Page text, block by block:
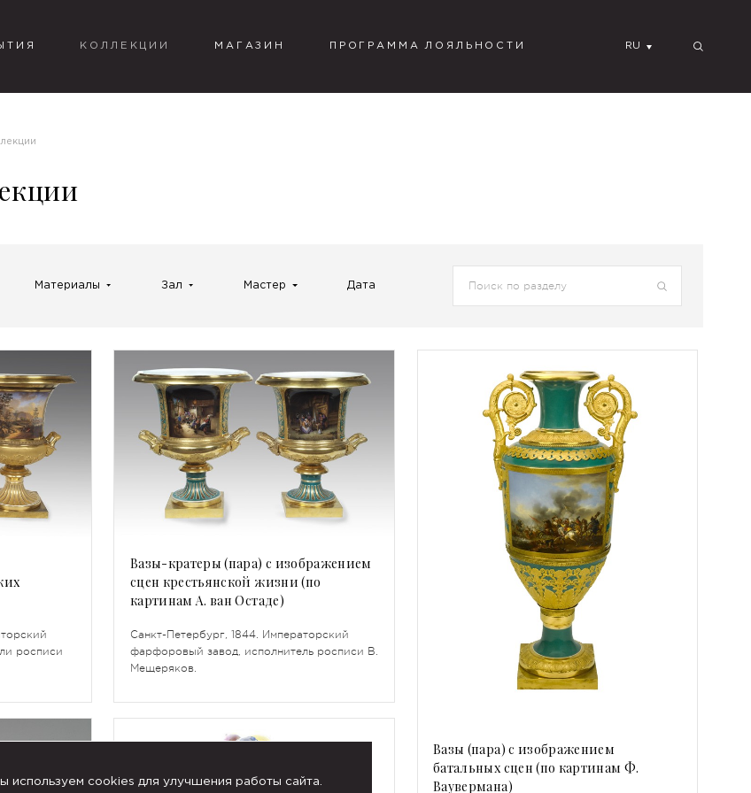
КОЛЛЕКЦИИ МАГАЗИН ПРОГРАММА ЛОЯЛЬНОСТИ RU
Материалы Зал Мастер Дата
росписи
Вазы-кратеры (пара) с изображением
сцен крестьянской жизни (по
картинам А. ван Остаде)
Санкт-Петербург, 1844. Императорский
фарфоровый завод, исполнитель росписи В.
Мещеряков.
Вазы (пара) с изображением
батальных сцен (по картинам Ф.
Ваувермана)
используем cookies для улучшения работы сайта.